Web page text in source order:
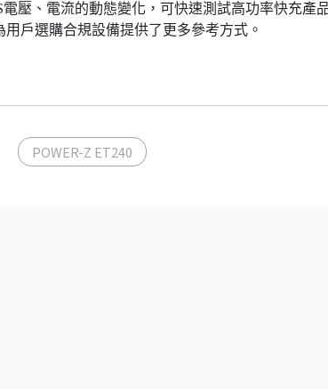
壓、電流的動態變化，可快速測試高功率快充產
用戶選購合規設備提供了更多參考方式。
POWER-Z ET240